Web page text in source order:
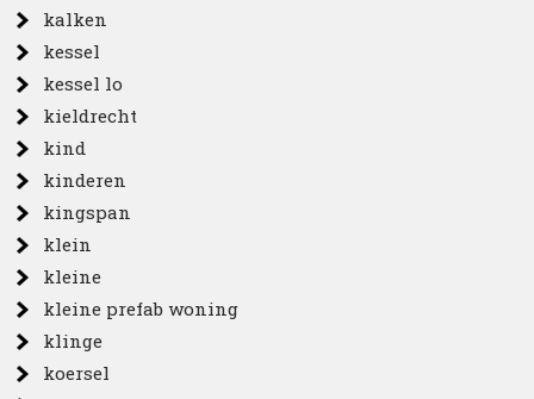
kalken
kessel
kessel lo
kieldrecht
kind
kinderen
kingspan
klein
kleine
kleine prefab woning
klinge
koersel